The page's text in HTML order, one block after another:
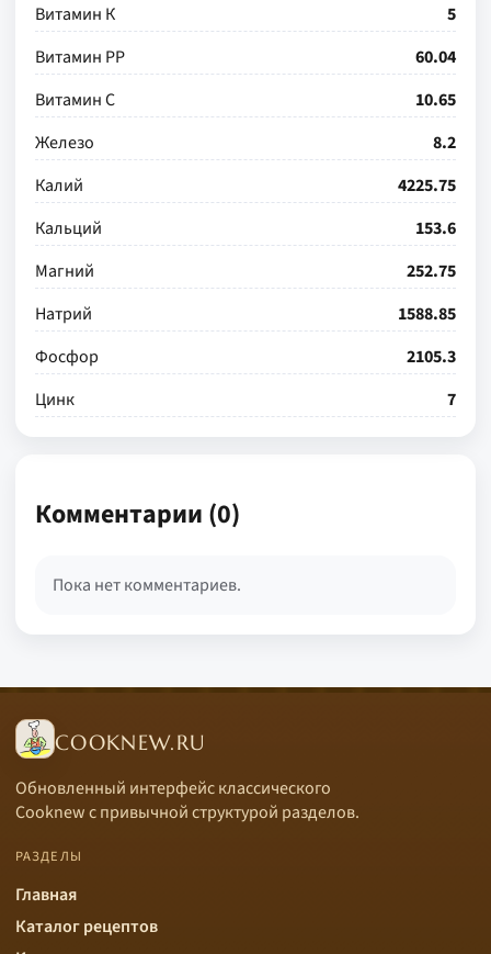
Витамин К
5
Витамин РР
60.04
Витамин С
10.65
Железо
8.2
Калий
4225.75
Кальций
153.6
Магний
252.75
Натрий
1588.85
Фосфор
2105.3
Цинк
7
Комментарии (0)
Пока нет комментариев.
COOKNEW.RU
Обновленный интерфейс классического
Cooknew с привычной структурой разделов.
РАЗДЕЛЫ
Главная
Каталог рецептов